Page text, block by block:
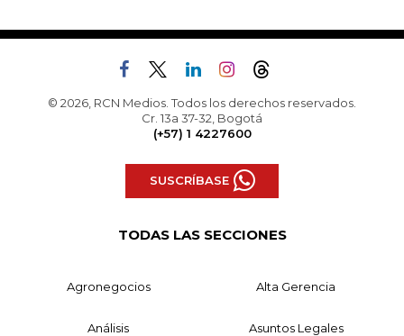
© 2026, RCN Medios. Todos los derechos reservados.
Cr. 13a 37-32, Bogotá
(+57) 1 4227600
SUSCRÍBASE
TODAS LAS SECCIONES
Agronegocios Alta Gerencia
Análisis Asuntos Legales